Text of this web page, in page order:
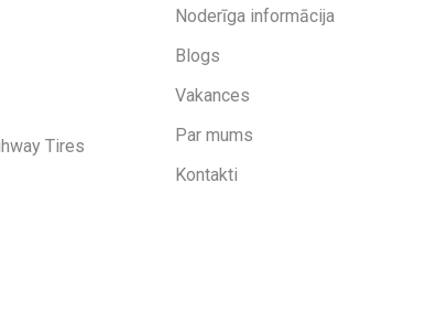
Tires
Noderīga informācija
Blogs
Vakances
Par mums
Kontakti